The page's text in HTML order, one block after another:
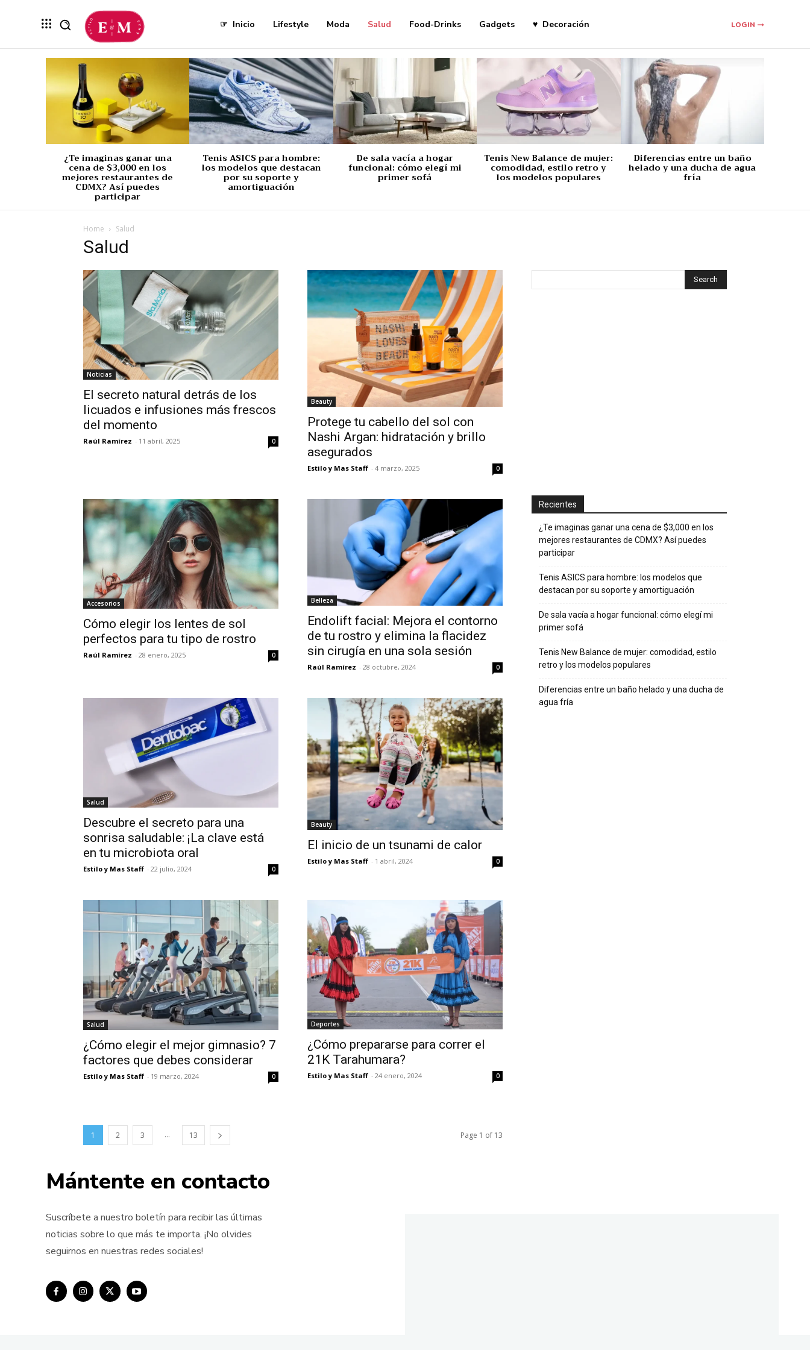
☞ Inicio Lifestyle Moda Salud Food-Drinks Gadgets ♥ Decoración LOGIN
¿Te imaginas ganar una
cena de $3,000 en los
mejores restaurantes de
CDMX? Así puedes
participar
Tenis ASICS para hombre:
los modelos que destacan
por su soporte y
amortiguación
De sala vacía a hogar
funcional: cómo elegí mi
primer sofá
Tenis New Balance de mujer:
comodidad, estilo retro y
los modelos populares
Diferencias entre un baño
helado y una ducha de agua
fría
Home Salud
Salud
Noticias
El secreto natural detrás de los
licuados e infusiones más frescos
del momento
Raúl Ramírez - 11 abril, 2025 0
Beauty
Protege tu cabello del sol con
Nashi Argan: hidratación y brillo
asegurados
Estilo y Mas Staff - 4 marzo, 2025 0
Accesorios
Cómo elegir los lentes de sol
perfectos para tu tipo de rostro
Raúl Ramírez - 28 enero, 2025 0
Belleza
Endolift facial: Mejora el contorno
de tu rostro y elimina la flacidez
sin cirugía en una sola sesión
Raúl Ramírez - 28 octubre, 2024 0
Salud
Descubre el secreto para una
sonrisa saludable: ¡La clave está
en tu microbiota oral
Estilo y Mas Staff - 22 julio, 2024 0
Beauty
El inicio de un tsunami de calor
Estilo y Mas Staff - 1 abril, 2024 0
Salud
¿Cómo elegir el mejor gimnasio? 7
factores que debes considerar
Estilo y Mas Staff - 19 marzo, 2024 0
Deportes
¿Cómo prepararse para correr el
21K Tarahumara?
Estilo y Mas Staff - 24 enero, 2024 0
1 2 3 ... 13 Page 1 of 13
Recientes
¿Te imaginas ganar una cena de $3,000 en los
mejores restaurantes de CDMX? Así puedes
participar
Tenis ASICS para hombre: los modelos que
destacan por su soporte y amortiguación
De sala vacía a hogar funcional: cómo elegí mi
primer sofá
Tenis New Balance de mujer: comodidad, estilo
retro y los modelos populares
Diferencias entre un baño helado y una ducha de
agua fría
Mántente en contacto
Suscríbete a nuestro boletín para recibir las últimas
noticias sobre lo que más te importa. ¡No olvides
seguirnos en nuestras redes sociales!